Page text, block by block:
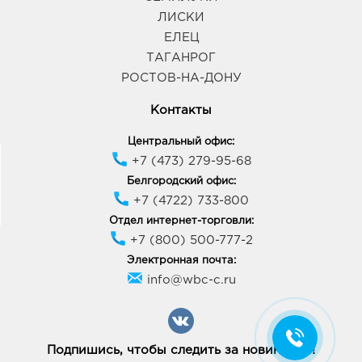
ЛИСКИ
ЕЛЕЦ
ТАГАНРОГ
РОСТОВ-НА-ДОНУ
Контакты
Центральный офис:
+7 (473) 279-95-68
Белгородский офис:
+7 (4722) 733-800
Отдел интернет-торговли:
+7 (800) 500-777-2
Электронная почта:
info@wbc-c.ru
Подпишись, чтобы следить за новинками!